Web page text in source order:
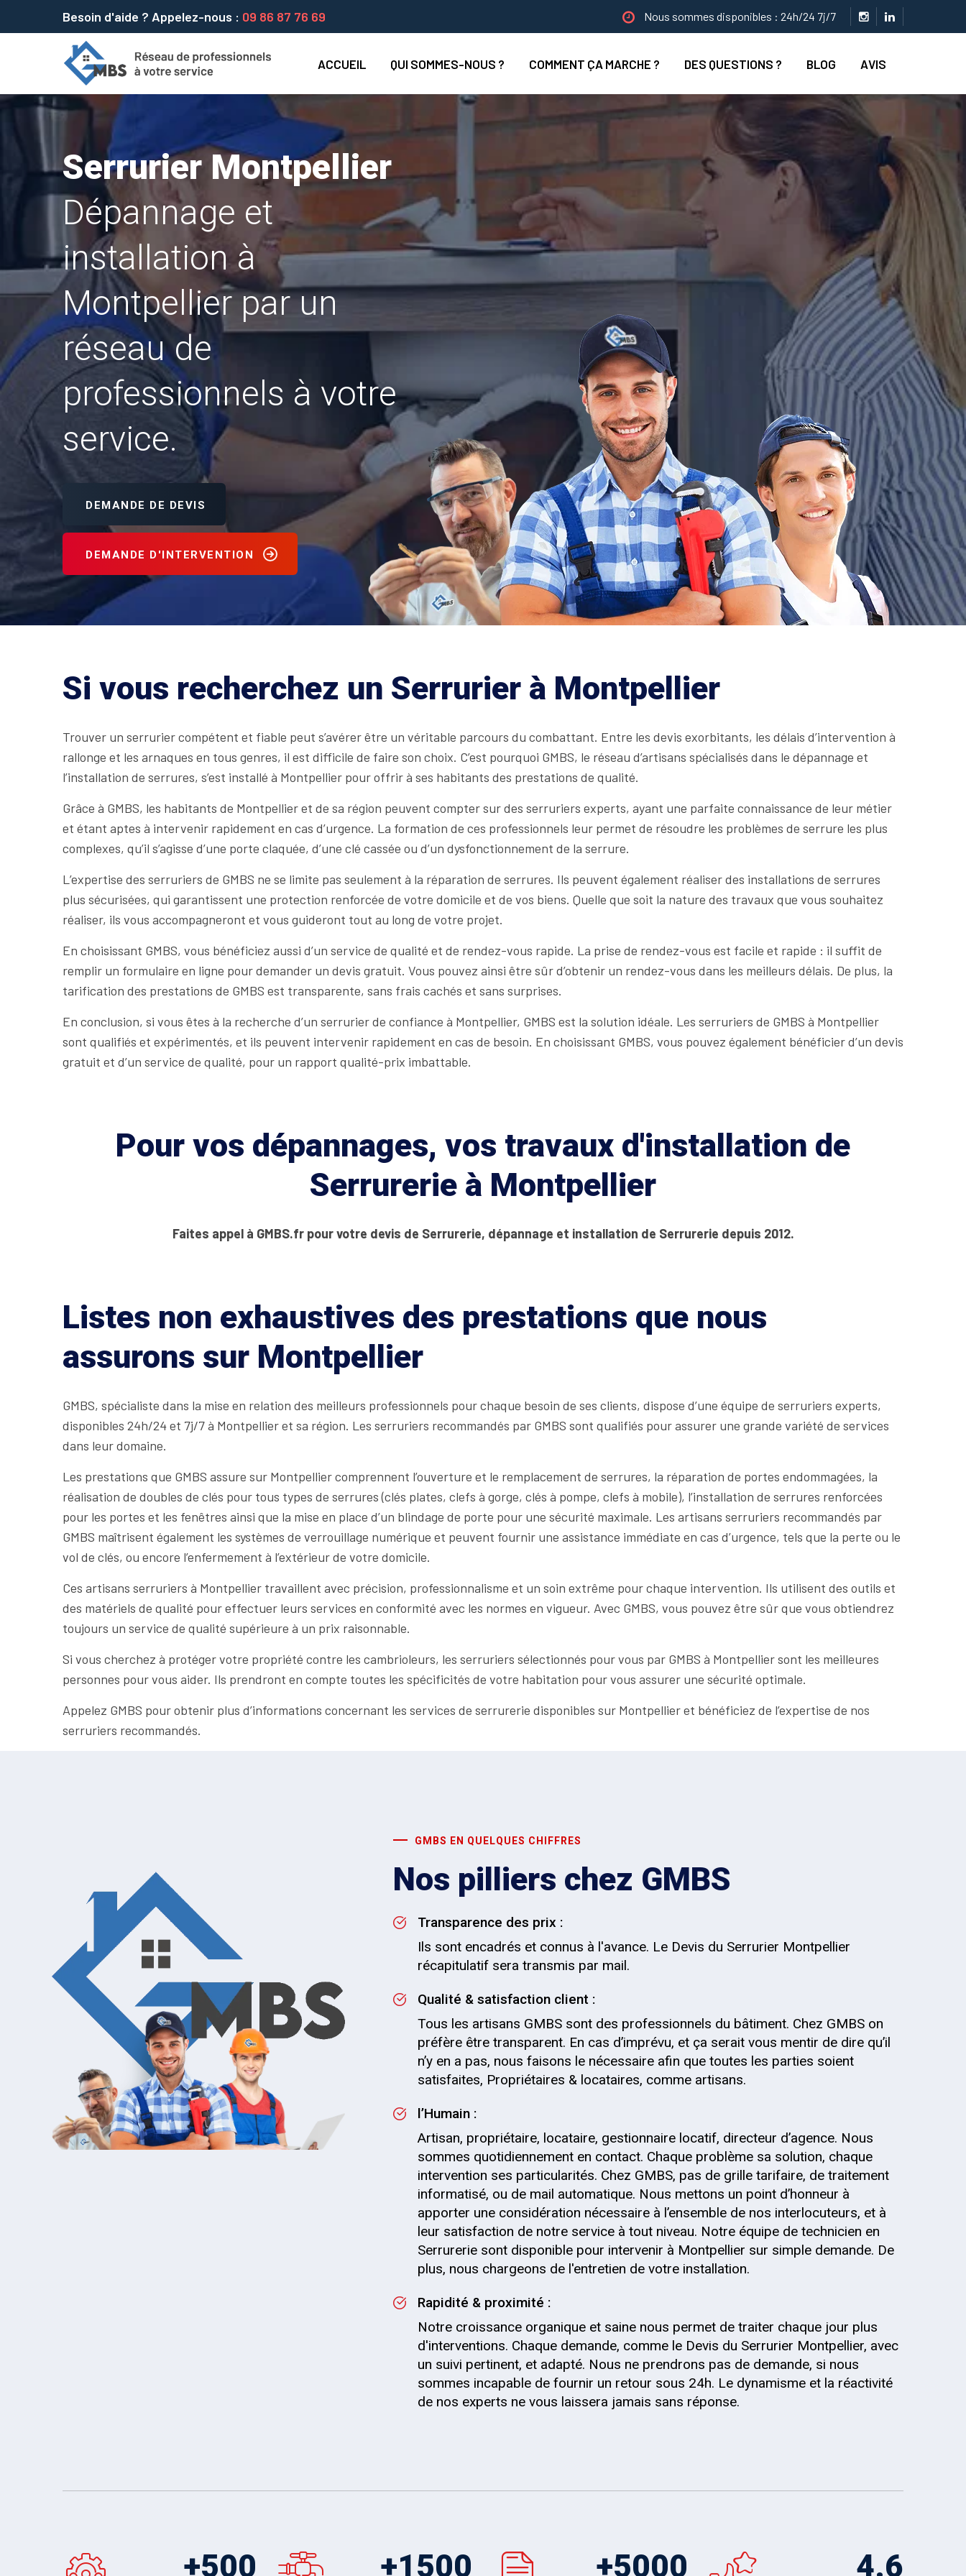
Besoin d'aide ? Appelez-nous : 09 86 87 76 69 Nous sommes disponibles : 24h/24 7j/7
ACCUEIL QUI SOMMES-NOUS ? COMMENT ÇA MARCHE ? DES QUESTIONS ? BLOG AVIS
Serrurier Montpellier
Dépannage et
installation à
Montpellier par un
réseau de
professionnels à votre
service.
DEMANDE DE DEVIS
DEMANDE D'INTERVENTION
Si vous recherchez un Serrurier à Montpellier
Trouver un serrurier compétent et fiable peut s’avérer être un véritable parcours du combattant. Entre les devis exorbitants, les délais d’intervention à
rallonge et les arnaques en tous genres, il est difficile de faire son choix. C’est pourquoi GMBS, le réseau d’artisans spécialisés dans le dépannage et
l’installation de serrures, s’est installé à Montpellier pour offrir à ses habitants des prestations de qualité.
Grâce à GMBS, les habitants de Montpellier et de sa région peuvent compter sur des serruriers experts, ayant une parfaite connaissance de leur métier
et étant aptes à intervenir rapidement en cas d’urgence. La formation de ces professionnels leur permet de résoudre les problèmes de serrure les plus
complexes, qu’il s’agisse d’une porte claquée, d’une clé cassée ou d’un dysfonctionnement de la serrure.
L’expertise des serruriers de GMBS ne se limite pas seulement à la réparation de serrures. Ils peuvent également réaliser des installations de serrures
plus sécurisées, qui garantissent une protection renforcée de votre domicile et de vos biens. Quelle que soit la nature des travaux que vous souhaitez
réaliser, ils vous accompagneront et vous guideront tout au long de votre projet.
En choisissant GMBS, vous bénéficiez aussi d’un service de qualité et de rendez-vous rapide. La prise de rendez-vous est facile et rapide : il suffit de
remplir un formulaire en ligne pour demander un devis gratuit. Vous pouvez ainsi être sûr d’obtenir un rendez-vous dans les meilleurs délais. De plus, la
tarification des prestations de GMBS est transparente, sans frais cachés et sans surprises.
En conclusion, si vous êtes à la recherche d’un serrurier de confiance à Montpellier, GMBS est la solution idéale. Les serruriers de GMBS à Montpellier
sont qualifiés et expérimentés, et ils peuvent intervenir rapidement en cas de besoin. En choisissant GMBS, vous pouvez également bénéficier d’un devis
gratuit et d’un service de qualité, pour un rapport qualité-prix imbattable.
Pour vos dépannages, vos travaux d'installation de
Serrurerie à Montpellier
Faites appel à GMBS.fr pour votre devis de Serrurerie, dépannage et installation de Serrurerie depuis 2012.
Listes non exhaustives des prestations que nous
assurons sur Montpellier
GMBS, spécialiste dans la mise en relation des meilleurs professionnels pour chaque besoin de ses clients, dispose d’une équipe de serruriers experts,
disponibles 24h/24 et 7j/7 à Montpellier et sa région. Les serruriers recommandés par GMBS sont qualifiés pour assurer une grande variété de services
dans leur domaine.
Les prestations que GMBS assure sur Montpellier comprennent l’ouverture et le remplacement de serrures, la réparation de portes endommagées, la
réalisation de doubles de clés pour tous types de serrures (clés plates, clefs à gorge, clés à pompe, clefs à mobile), l’installation de serrures renforcées
pour les portes et les fenêtres ainsi que la mise en place d’un blindage de porte pour une sécurité maximale. Les artisans serruriers recommandés par
GMBS maîtrisent également les systèmes de verrouillage numérique et peuvent fournir une assistance immédiate en cas d’urgence, tels que la perte ou le
vol de clés, ou encore l’enfermement à l’extérieur de votre domicile.
Ces artisans serruriers à Montpellier travaillent avec précision, professionnalisme et un soin extrême pour chaque intervention. Ils utilisent des outils et
des matériels de qualité pour effectuer leurs services en conformité avec les normes en vigueur. Avec GMBS, vous pouvez être sûr que vous obtiendrez
toujours un service de qualité supérieure à un prix raisonnable.
Si vous cherchez à protéger votre propriété contre les cambrioleurs, les serruriers sélectionnés pour vous par GMBS à Montpellier sont les meilleures
personnes pour vous aider. Ils prendront en compte toutes les spécificités de votre habitation pour vous assurer une sécurité optimale.
Appelez GMBS pour obtenir plus d’informations concernant les services de serrurerie disponibles sur Montpellier et bénéficiez de l’expertise de nos
serruriers recommandés.
GMBS EN QUELQUES CHIFFRES
Nos pilliers chez GMBS
Transparence des prix :
Ils sont encadrés et connus à l'avance. Le Devis du Serrurier Montpellier
récapitulatif sera transmis par mail.
Qualité & satisfaction client :
Tous les artisans GMBS sont des professionnels du bâtiment. Chez GMBS on
préfère être transparent. En cas d’imprévu, et ça serait vous mentir de dire qu’il
n’y en a pas, nous faisons le nécessaire afin que toutes les parties soient
satisfaites, Propriétaires & locataires, comme artisans.
l’Humain :
Artisan, propriétaire, locataire, gestionnaire locatif, directeur d’agence. Nous
sommes quotidiennement en contact. Chaque problème sa solution, chaque
intervention ses particularités. Chez GMBS, pas de grille tarifaire, de traitement
informatisé, ou de mail automatique. Nous mettons un point d’honneur à
apporter une considération nécessaire à l’ensemble de nos interlocuteurs, et à
leur satisfaction de notre service à tout niveau. Notre équipe de technicien en
Serrurerie sont disponible pour intervenir à Montpellier sur simple demande. De
plus, nous chargeons de l'entretien de votre installation.
Rapidité & proximité :
Notre croissance organique et saine nous permet de traiter chaque jour plus
d'interventions. Chaque demande, comme le Devis du Serrurier Montpellier, avec
un suivi pertinent, et adapté. Nous ne prendrons pas de demande, si nous
sommes incapable de fournir un retour sous 24h. Le dynamisme et la réactivité
de nos experts ne vous laissera jamais sans réponse.
500
+ 1500
+ 5000
+ 4.6